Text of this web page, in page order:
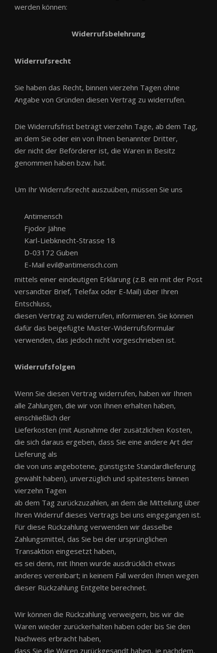
werden können:
Widerrufsbelehrung
Widerrufsrecht
Sie haben das Recht, binnen vierzehn Tagen ohne
Angabe von Gründen diesen Vertrag zu widerrufen.
Die Widerrufsfrist beträgt vierzehn Tage, ab dem Tag,
an dem Sie oder ein von Ihnen benannter Dritter,
der nicht der Beförderer ist, die Waren in Besitz
genommen haben bzw. hat.
Um Ihr Widerrufsrecht auszuüben, müssen Sie uns
Antimensch
Fjodor Jähne
Karl-Liebknecht-Strasse 18
D-03172 Guben
E-Mail evil@antimensch.com
mittels einer eindeutigen Erklärung (z.B. ein mit der Post
versandter Brief, Telefax oder E-Mail) über Ihren
Entschluss,
diesen Vertrag zu widerrufen, informieren. Sie können
dafür das beigefügte Muster-Widerrufsformular
verwenden, das jedoch nicht vorgeschrieben ist.
Widerrufsfolgen
Wenn Sie diesen Vertrag widerrufen, haben wir Ihnen
alle Zahlungen, die wir von Ihnen erhalten haben,
einschließlich der
Lieferkosten (mit Ausnahme der zusätzlichen Kosten,
die sich daraus ergeben, dass Sie eine andere Art der
Lieferung als
die von uns angebotene, günstigste Standardlieferung
gewählt haben), unverzüglich und spätestens binnen
vierzehn Tagen
ab dem Tag zurückzuzahlen, an dem die Mitteilung über
Ihren Widerruf dieses Vertrags bei uns eingegangen ist.
Für diese Rückzahlung verwenden wir dasselbe
Zahlungsmittel, das Sie bei der ursprünglichen
Transaktion eingesetzt haben,
es sei denn, mit Ihnen wurde ausdrücklich etwas
anderes vereinbart; in keinem Fall werden Ihnen wegen
dieser Rückzahlung Entgelte berechnet.
Wir können die Rückzahlung verweigern, bis wir die
Waren wieder zurückerhalten haben oder bis Sie den
Nachweis erbracht haben,
dass Sie die Waren zurückgesandt haben, je nachdem,